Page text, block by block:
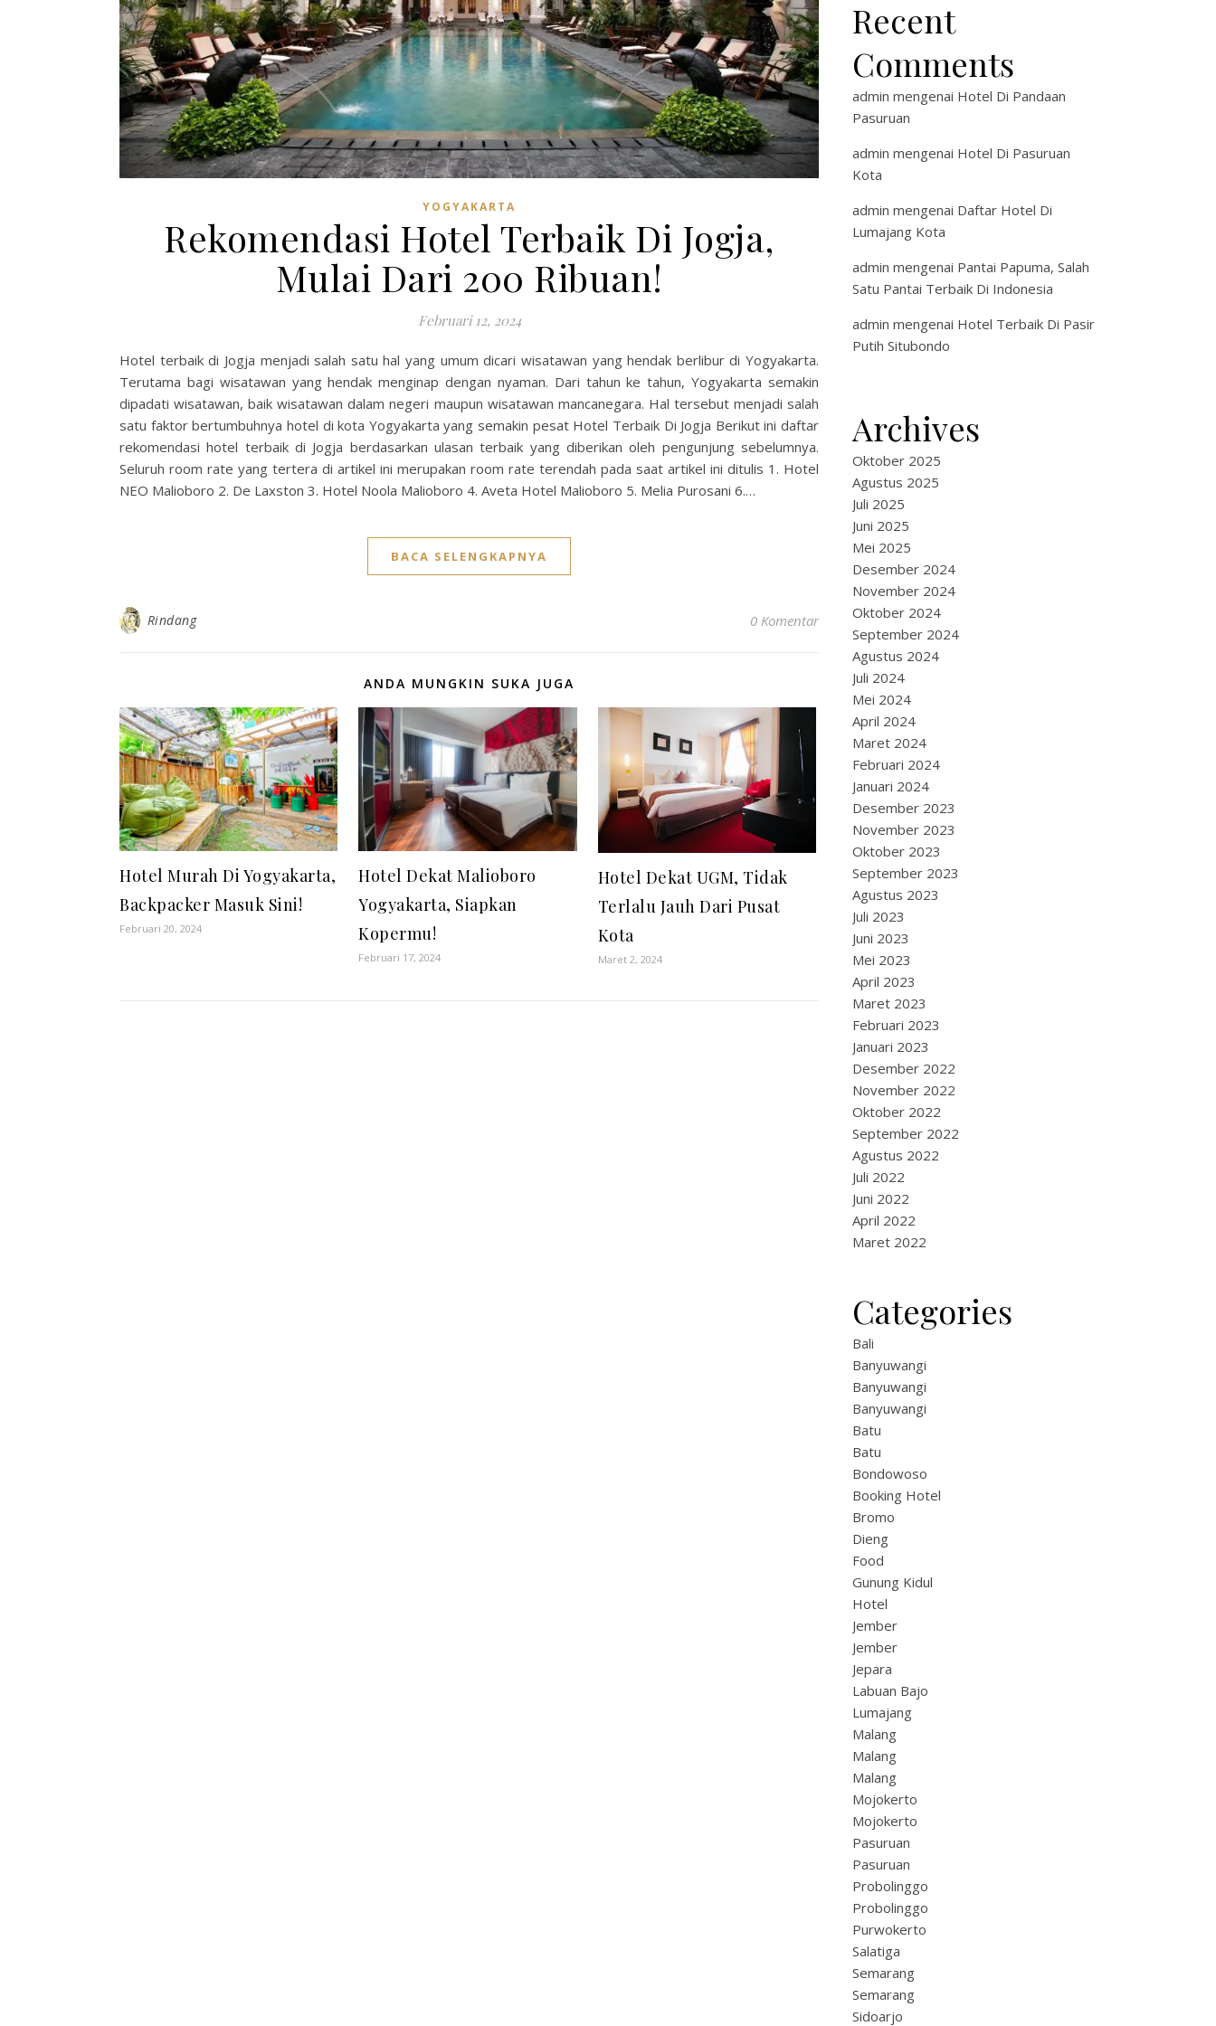
YOGYAKARTA
Rekomendasi Hotel Terbaik Di Jogja,
Mulai Dari 200 Ribuan!
Februari 12, 2024
Hotel terbaik di Jogja menjadi salah satu hal yang umum dicari wisatawan yang hendak berlibur di Yogyakarta.
Terutama bagi wisatawan yang hendak menginap dengan nyaman. Dari tahun ke tahun, Yogyakarta semakin
dipadati wisatawan, baik wisatawan dalam negeri maupun wisatawan mancanegara. Hal tersebut menjadi salah
satu faktor bertumbuhnya hotel di kota Yogyakarta yang semakin pesat Hotel Terbaik Di Jogja Berikut ini daftar
rekomendasi hotel terbaik di Jogja berdasarkan ulasan terbaik yang diberikan oleh pengunjung sebelumnya.
Seluruh room rate yang tertera di artikel ini merupakan room rate terendah pada saat artikel ini ditulis 1. Hotel
NEO Malioboro 2. De Laxston 3. Hotel Noola Malioboro 4. Aveta Hotel Malioboro 5. Melia Purosani 6.…
BACA SELENGKAPNYA
Rindang 0 Komentar
ANDA MUNGKIN SUKA JUGA
Hotel Murah Di Yogyakarta,
Backpacker Masuk Sini!
Februari 20, 2024
Hotel Dekat Malioboro
Yogyakarta, Siapkan
Kopermu!
Februari 17, 2024
Hotel Dekat UGM, Tidak
Terlalu Jauh Dari Pusat
Kota
Maret 2, 2024
Recent
Comments
admin mengenai Hotel Di Pandaan
Pasuruan
admin mengenai Hotel Di Pasuruan
Kota
admin mengenai Daftar Hotel Di
Lumajang Kota
admin mengenai Pantai Papuma, Salah
Satu Pantai Terbaik Di Indonesia
admin mengenai Hotel Terbaik Di Pasir
Putih Situbondo
Archives
Oktober 2025
Agustus 2025
Juli 2025
Juni 2025
Mei 2025
Desember 2024
November 2024
Oktober 2024
September 2024
Agustus 2024
Juli 2024
Mei 2024
April 2024
Maret 2024
Februari 2024
Januari 2024
Desember 2023
November 2023
Oktober 2023
September 2023
Agustus 2023
Juli 2023
Juni 2023
Mei 2023
April 2023
Maret 2023
Februari 2023
Januari 2023
Desember 2022
November 2022
Oktober 2022
September 2022
Agustus 2022
Juli 2022
Juni 2022
April 2022
Maret 2022
Categories
Bali
Banyuwangi
Banyuwangi
Banyuwangi
Batu
Batu
Bondowoso
Booking Hotel
Bromo
Dieng
Food
Gunung Kidul
Hotel
Jember
Jember
Jepara
Labuan Bajo
Lumajang
Malang
Malang
Malang
Mojokerto
Mojokerto
Pasuruan
Pasuruan
Probolinggo
Probolinggo
Purwokerto
Salatiga
Semarang
Semarang
Sidoarjo